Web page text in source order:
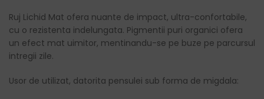
Ruj Lichid Mat ofera nuante de impact, ultra-confortabile,
cu o rezistenta indelungata. Pigmentii puri organici ofera
un efect mat uimitor, mentinandu-se pe buze pe parcursul
intregii zile.
Usor de utilizat, datorita pensulei sub forma de migdala: